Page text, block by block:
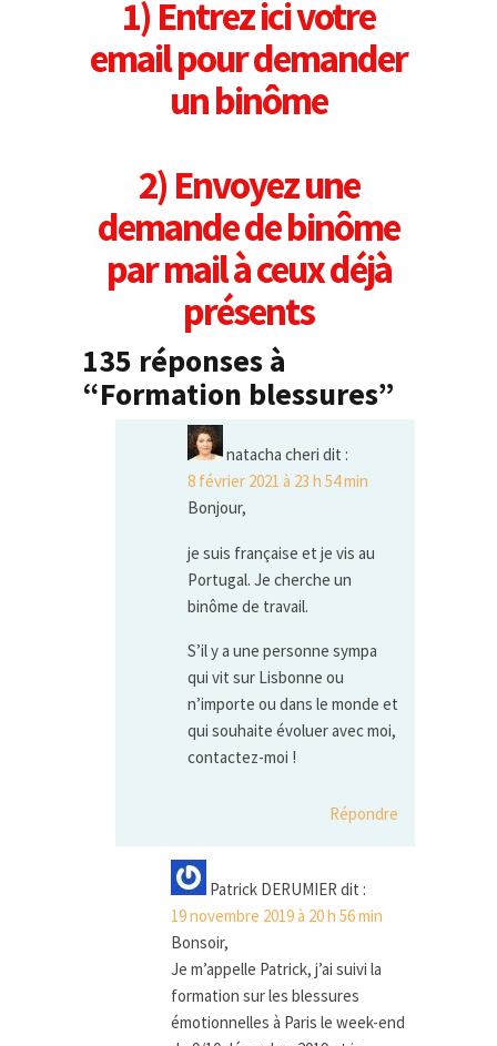
1) Entrez ici votre
email pour demander
un binôme
2) Envoyez une
demande de binôme
par mail à ceux déjà
présents
135 réponses à
“Formation blessures”
natacha cheri dit :
8 février 2021 à 23 h 54 min
Bonjour,
je suis française et je vis au
Portugal. Je cherche un
binôme de travail.
S’il y a une personne sympa
qui vit sur Lisbonne ou
n’importe ou dans le monde et
qui souhaite évoluer avec moi,
contactez-moi !
Répondre
Patrick DERUMIER dit :
19 novembre 2019 à 20 h 56 min
Bonsoir,
Je m’appelle Patrick, j’ai suivi la
formation sur les blessures
émotionnelles à Paris le week-end